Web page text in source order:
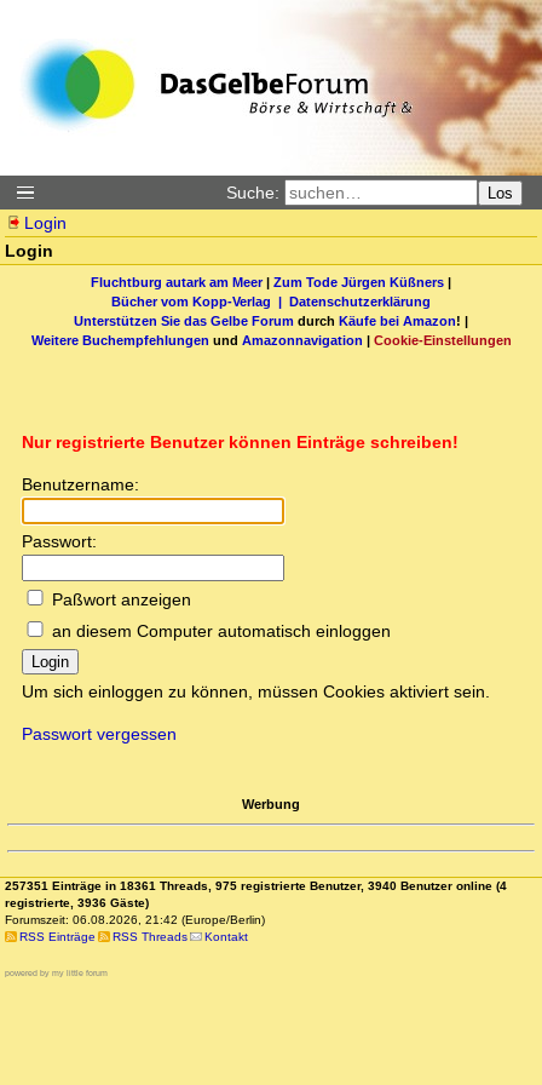
Suche: Los
Login
Login
Fluchtburg autark am Meer| Zum Tode Jürgen Küßners |
Bücher vom Kopp-Verlag | Datenschutzerklärung
Unterstützen Sie das Gelbe Forum durch Käufe bei Amazon! |
Weitere Buchempfehlungen und Amazonnavigation | Cookie-Einstellungen
Nur registrierte Benutzer können Einträge schreiben!
Benutzername:
Passwort:
Paßwort anzeigen
an diesem Computer automatisch einloggen
Login
Um sich einloggen zu können, müssen Cookies aktiviert sein.
Passwort vergessen
Werbung
257351 Einträge in 18361 Threads, 975 registrierte Benutzer, 3940 Benutzer online (4
registrierte, 3936 Gäste)
Forumszeit: 06.08.2026, 21:42 (Europe/Berlin)
RSS Einträge
RSS Threads Kontakt
powered by my little forum